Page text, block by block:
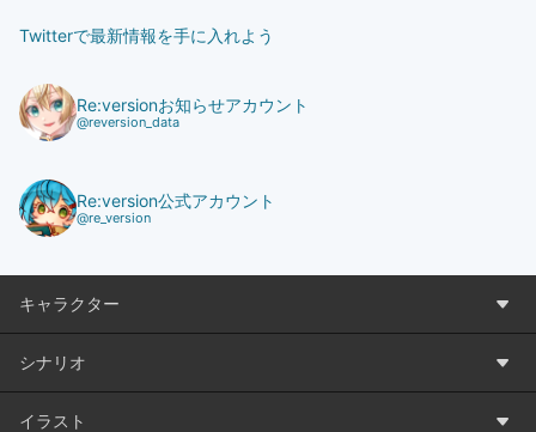
Twitterで最新情報を手に入れよう
Re:versionお知らせアカウント
@reversion_data
Re:version公式アカウント
@re_version
キャラクター
シナリオ
イラスト